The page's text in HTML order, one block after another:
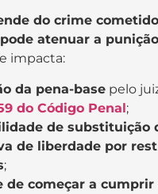
do crime cometido
pode atenuar a punição
impacta:
da pena-base pelo
do Código Penal;
de substituição
de liberdade por
;
de começar a cumprir